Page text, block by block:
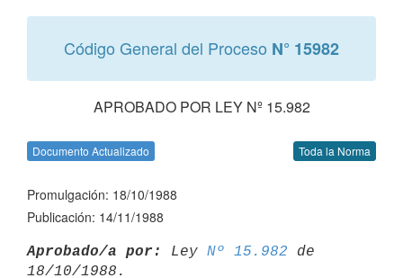
Código General del Proceso N° 15982
APROBADO POR LEY Nº 15.982
Documento Actualizado Toda la Norma
Promulgación: 18/10/1988
Publicación: 14/11/1988
Aprobado/a por: Ley Nº 15.982 de